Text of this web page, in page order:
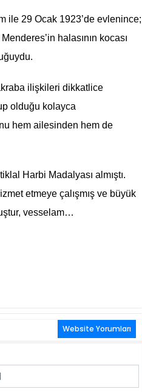
ile 29 Ocak 1923’de evlenince;
halasının kocası
ilişkileri dikkatlice
olduğu kolayca
hem ailesinden hem de
Harbi Madalyası almıştı.
etmeye çalışmış ve büyük
vesselam…
Website Yorumları